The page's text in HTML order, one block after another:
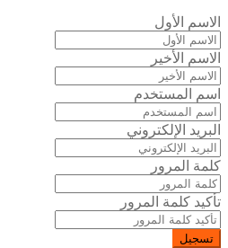
الاسم الأول
الاسم الأخير
اسم المستخدم
البريد الإلكتروني
كلمة المرور
تأكيد كلمة المرور
تسجيل